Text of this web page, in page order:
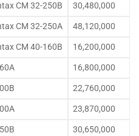
CM 32-250B
30,480,000
CM 32-250A
48,120,000
CM 40-160B
16,200,000
16,800,000
22,760,000
23,870,000
30,650,000